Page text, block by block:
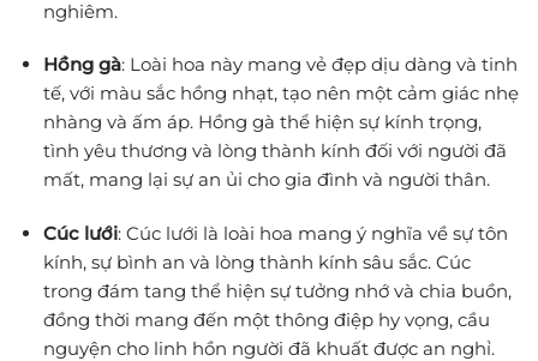
nghiêm.
Hồng gà: Loài hoa này mang vẻ đẹp dịu dàng và tinh
tế, với màu sắc hồng nhạt, tạo nên một cảm giác nhẹ
nhàng và ấm áp. Hồng gà thể hiện sự kính trọng,
tình yêu thương và lòng thành kính đối với người đã
mất, mang lại sự an ủi cho gia đình và người thân.
Cúc lưới: Cúc lưới là loài hoa mang ý nghĩa về sự tôn
kính, sự bình an và lòng thành kính sâu sắc. Cúc
trong đám tang thể hiện sự tưởng nhớ và chia buồn,
đồng thời mang đến một thông điệp hy vọng, cầu
nguyện cho linh hồn người đã khuất được an nghỉ.